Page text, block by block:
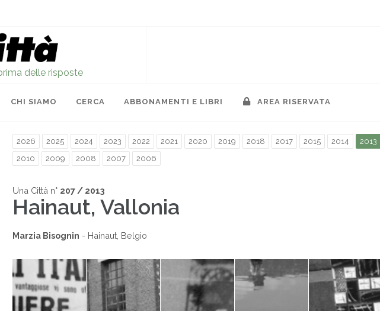
delle risposte
CHI SIAMO CERCA ABBONAMENTI E LIBRI AREA RISERVATA
2026 2025 2024 2023 2022 2021 2020 2019 2018 2017 2015 2014 2013
2010
2009 2008 2007 2006
Una Città n° 207 / 2013
Hainaut, Vallonia
Marzia Bisognin - Hainaut, Belgio